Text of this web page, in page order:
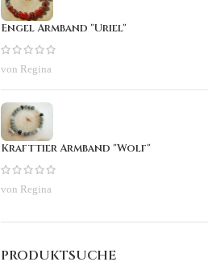
Engel Armband "Uriel"
von Regina
Krafttier Armband "Wolf"
von Regina
PRODUKTSUCHE